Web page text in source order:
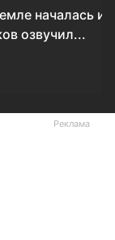
началась
озвучил...
Реклама